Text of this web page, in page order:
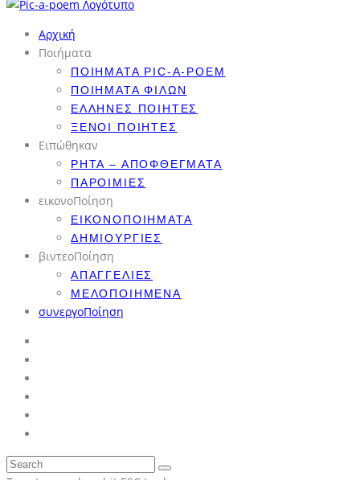
Αρχική
Ποιήματα
ΠΟΙΉΜΑΤΑ PIC-A-POEM
ΠΟΙΉΜΑΤΑ ΦΊΛΩΝ
ΈΛΛΗΝΕΣ ΠΟΙΗΤΈΣ
ΞΈΝΟΙ ΠΟΙΗΤΈΣ
Ειπώθηκαν
ΡΗΤΆ – ΑΠΟΦΘΈΓΜΑΤΑ
ΠΑΡΟΙΜΊΕΣ
εικονοΠοίηση
ΕΙΚΟΝΟΠΟΙΉΜΑΤΑ
ΔΗΜΙΟΥΡΓΊΕΣ
βιντεοΠοίηση
ΑΠΑΓΓΕΛΊΕΣ
ΜΕΛΟΠΟΙΗΜΈΝΑ
συνεργοΠοίηση